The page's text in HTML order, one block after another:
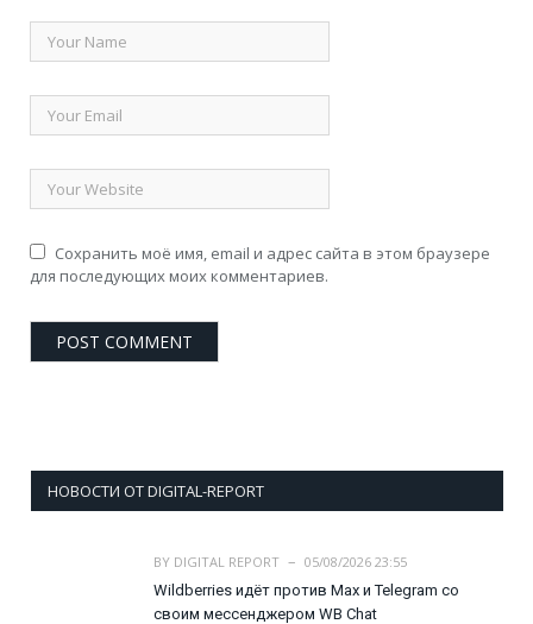
Сохранить моё имя, email и адрес сайта в этом браузере
для последующих моих комментариев.
НОВОСТИ ОТ DIGITAL-REPORT
BY DIGITAL REPORT
05/08/2026 23:55
Wildberries идёт против Max и Telegram со
своим мессенджером WB Chat